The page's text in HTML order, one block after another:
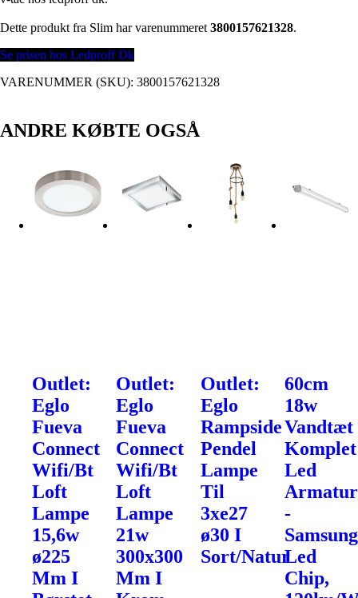
Dette produkt fra Slim har varenummeret 3800157621328.
Se prisen hos Ledproff Dk
VARENUMMER (SKU): 3800157621328
ANDRE KØBTE OGSÅ
Outlet:
Eglo
Fueva
Connect
Wifi/Bt
Loft
Lampe
15,6w
ø225
Mm I
Outlet:
Eglo
Fueva
Connect
Wifi/Bt
Loft
Lampe
21w
300x300
Mm I
Outlet:
Eglo
Rampside
Pendel
Lampe
Til
3xe27
ø30 I
Sort/Natur
60cm
18w
Vandtæt
Komplet
Led
Armatur
-
Samsung
Led
Chip,